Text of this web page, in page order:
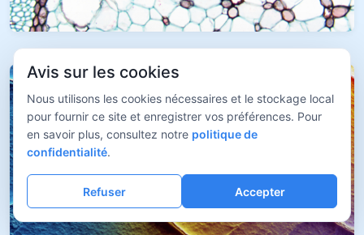
Avis sur les cookies
Nous utilisons les cookies nécessaires et le stockage local
pour fournir ce site et enregistrer vos préférences. Pour
en savoir plus, consultez notre politique de
confidentialité.
Refuser Accepter